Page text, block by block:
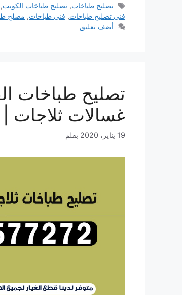
الوسوم
تصليح طباخات,تصليح طباخات الكويت
فني تصليح طباخات, فني طباخات, مصلح
أضف تعليق
غسالات ثلاجات |
19 يناير، 2020 بقلم